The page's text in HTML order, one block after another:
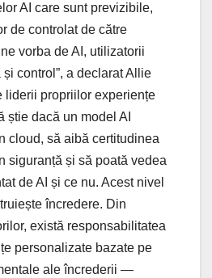
AI care sunt previzibile,
de controlat de către
vorba de AI, utilizatorii
control”, a declarat Allie
liderii propriilor experiențe
dacă un model AI
cloud, să aibă certitudinea
siguranță și să poată vedea
de AI și ce nu. Acest nivel
încredere. Din
există responsabilitatea
personalizate bazate pe
ale încrederii —